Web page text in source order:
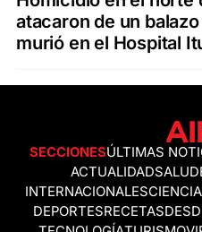
atacaron de un
murió en el Hospital
SECCIONESÚLTIMAS
ACTUALIDADSALUD
INTERNACIONALESCIENCIA
DEPORTESRECETAS